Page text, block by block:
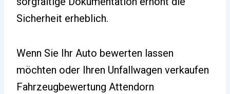
Sicherheit erheblich.
Wenn Sie Ihr Auto bewerten lassen
möchten oder Ihren Unfallwagen verkaufen
Fahrzeugbewertung Attendorn